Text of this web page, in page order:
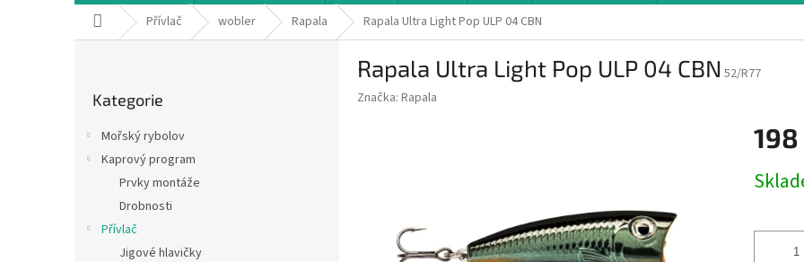
Domů Přívlač wobler Rapala Rapala Ultra Light Pop ULP 04 CBN
kategorie
Kategorie
Mořský rybolov
Kaprový program
Prvky montáže
Drobnosti
Přívlač
Jigové hlavičky
Rapala Ultra Light Pop ULP 04 CBN 52/R77
Značka: Rapala
198
cena: